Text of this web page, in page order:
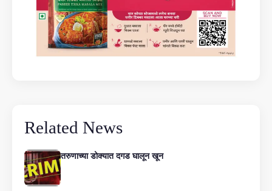
Related News
तरुणाच्या डोक्यात दगड घालून खून